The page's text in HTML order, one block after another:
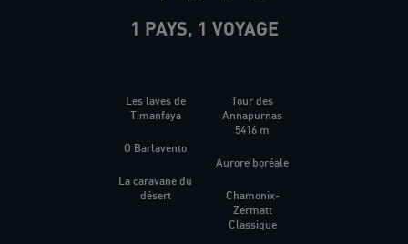
1 PAYS, 1 VOYAGE
Les laves de
Timanfaya
O Barlavento
La caravane du
désert
Tour des
Annapurnas
5416 m
Aurore boréale
Chamonix-
Zermatt
Classique